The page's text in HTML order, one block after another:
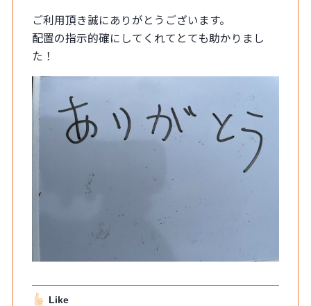
ご利用頂き誠にありがとうございます。
配置の指示的確にしてくれてとても助かりまし
た！
Like